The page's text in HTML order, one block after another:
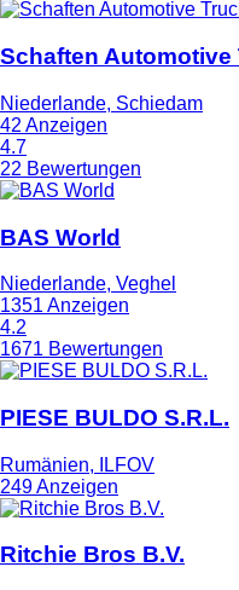
Schaften
Niederlande, Schiedam
42 Anzeigen
4.7
22 Bewertungen
BAS World
Niederlande, Veghel
1351 Anzeigen
4.2
1671 Bewertungen
PIESE BULDO S.R.L.
Rumänien, ILFOV
249 Anzeigen
Ritchie Bros B.V.